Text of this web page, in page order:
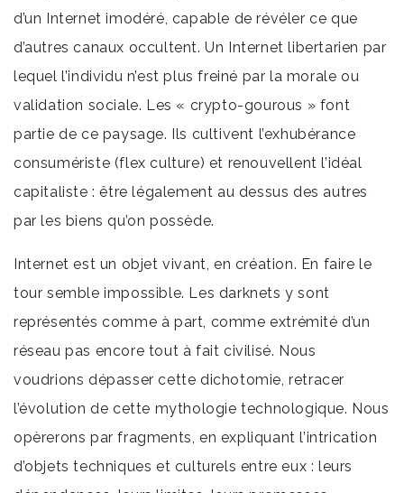
d’un Internet imodéré, capable de révéler ce que
d’autres canaux occultent. Un Internet libertarien par
lequel l’individu n’est plus freiné par la morale ou
validation sociale. Les « crypto-gourous » font
partie de ce paysage. Ils cultivent l’exhubérance
consumériste (flex culture) et renouvellent l’idéal
capitaliste : être légalement au dessus des autres
par les biens qu’on possède.
Internet est un objet vivant, en création. En faire le
tour semble impossible. Les darknets y sont
représentés comme à part, comme extrémité d’un
réseau pas encore tout à fait civilisé. Nous
voudrions dépasser cette dichotomie, retracer
l’évolution de cette mythologie technologique. Nous
opèrerons par fragments, en expliquant l’intrication
d’objets techniques et culturels entre eux : leurs